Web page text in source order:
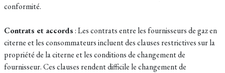
conformité.
Contrats et accords: Les contrats entre les fournisseurs de gaz en
citerne et les consommateurs incluent des clauses restrictives sur la
propriété de la citerne et les conditions de changement de
fournisseur. Ces clauses rendent difficile le changement de